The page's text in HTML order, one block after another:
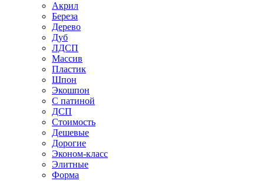
Акрил
Береза
Дерево
Дуб
ЛДСП
Массив
Пластик
Шпон
Экошпон
С патиной
ДСП
Стоимость
Дешевые
Дорогие
Эконом-класс
Элитные
Форма